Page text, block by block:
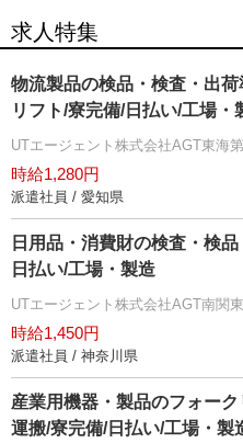
求人特集
物流製品の検品・検査・出
リフト/寮完備/日払い/工場・
UTエージェント株式会社AGT東海
時給1,280円
派遣社員 / 愛知県
日用品・消費財の検査・検
日払い/工場・製造
UTエージェント株式会社AGT南関
時給1,450円
派遣社員 / 神奈川県
産業用機器・製品のフォー
運搬/寮完備/日払い/工場・製